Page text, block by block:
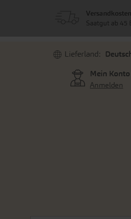
Lieferland:
Mein Konto
Anmelden
Saatgut ab 45